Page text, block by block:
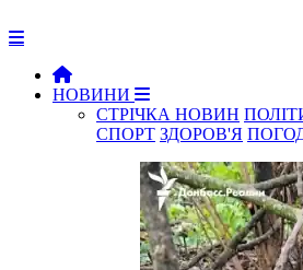
НОВИНИ
СТРІЧКА НОВИН
СПОРТ ЗДОРОВ'Я